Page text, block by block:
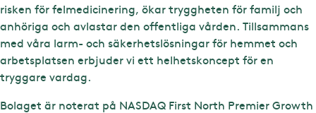
risken för felmedicinering, ökar tryggheten för familj och
anhöriga och avlastar den offentliga vården. Tillsammans
med våra larm- och säkerhetslösningar för hemmet och
arbetsplatsen erbjuder vi ett helhetskoncept för en
tryggare vardag.
Bolaget är noterat på NASDAQ First North Premier Growth